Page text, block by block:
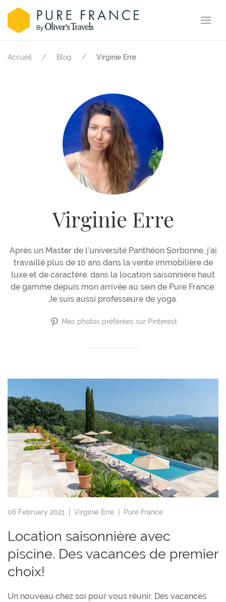
Accueil Blog Virginie Erre
Virginie Erre
Après un Master de l’université Panthéon Sorbonne, j’ai
travaillé plus de 10 ans dans la vente immobilière de
luxe et de caractère, dans la location saisonnière haut
de gamme depuis mon arrivée au sein de Pure France.
Je suis aussi professeure de yoga.
Mes photos préférées sur Pinterest
06 February 2021 | Virginie Erre Pure France
Location saisonnière avec
piscine. Des vacances de premier
choix!
Un nouveau chez soi pour vous réunir. Des vacances